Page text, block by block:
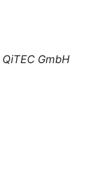
QiTEC GmbH